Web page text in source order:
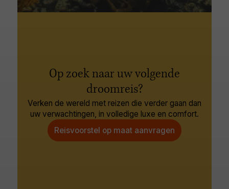
Op zoek naar uw volgende
droomreis?
Verken de wereld met reizen die verder gaan dan
uw verwachtingen, in volledige luxe en comfort.
Reisvoorstel op maat aanvragen